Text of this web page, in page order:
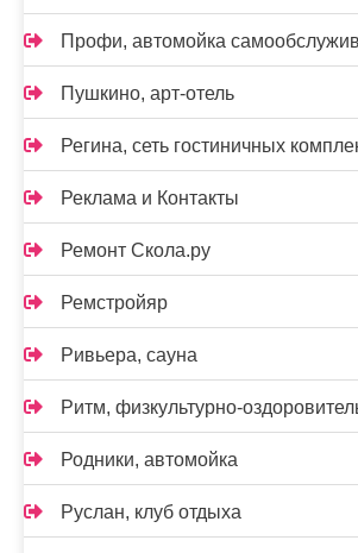
Профи, автомойка
Пушкино, арт-отель
Регина, сеть гостиничных
Реклама и Контакты
Ремонт Скола.ру
Ремстройяр
Ривьера, сауна
Ритм, физкультурно-
Родники, автомойка
Руслан, клуб отдыха